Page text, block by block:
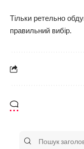
Тільки ретельно
правильний вибір.
Search